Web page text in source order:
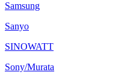
Samsung
Sanyo
SINOWATT
Sony/Murata